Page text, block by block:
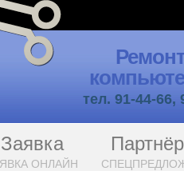
тел. 91-44-66,
Заявка
ОНЛАЙН